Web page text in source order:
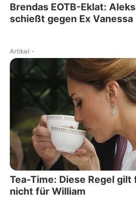
Brendas EOTB-Eklat:
schießt gegen Ex Vanessa
Artikel -
Tea-Time: Diese Regel gilt
nicht für William